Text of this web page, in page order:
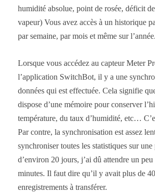
humidité absolue, point de rosée, déficit
vapeur) Vous avez accès à un historique
par semaine, par mois et même sur l’année.
Lorsque vous accédez au capteur Meter
l’application SwitchBot, il y a une
données qui est effectuée. Cela signifie
dispose d’une mémoire pour conserver
température, du taux d’humidité, etc…
Par contre, la synchronisation est assez
synchroniser toutes les statistiques sur une
d’environ 20 jours, j’ai dû attendre un
minutes. Il faut dire qu’il y avait plus de
enregistrements à transférer.